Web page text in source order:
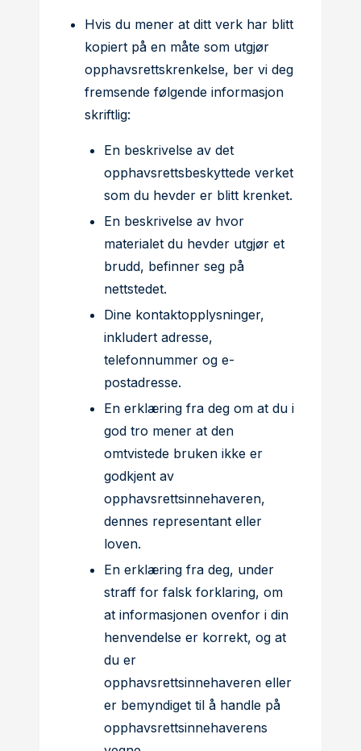
Hvis du mener at ditt verk har blitt
kopiert på en måte som utgjør
opphavsrettskrenkelse, ber vi deg
fremsende følgende informasjon
skriftlig:
En beskrivelse av det
opphavsrettsbeskyttede verket
som du hevder er blitt krenket.
En beskrivelse av hvor
materialet du hevder utgjør et
brudd, befinner seg på
nettstedet.
Dine kontaktopplysninger,
inkludert adresse,
telefonnummer og e-
postadresse.
En erklæring fra deg om at du i
god tro mener at den
omtvistede bruken ikke er
godkjent av
opphavsrettsinnehaveren,
dennes representant eller
loven.
En erklæring fra deg, under
straff for falsk forklaring, om
at informasjonen ovenfor i din
henvendelse er korrekt, og at
du er
opphavsrettsinnehaveren eller
er bemyndiget til å handle på
opphavsrettsinnehaverens